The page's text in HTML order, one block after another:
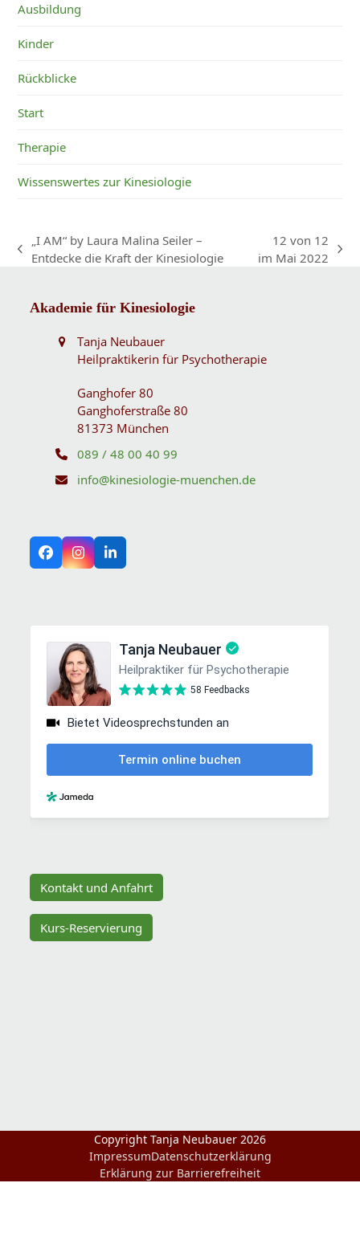
Ausbildung
Kinder
Rückblicke
Start
Therapie
Wissenswertes zur Kinesiologie
vorheriger
„I AM“ by Laura Malina Seiler –
Entdecke die Kraft der Kinesiologie
Nächster
12 von 12
im Mai 2022
Akademie für Kinesiologie
Tanja Neubauer
Heilpraktikerin für Psychotherapie
Ganghofer 80
Ganghoferstraße 80
81373 München
089 / 48 00 40 99
info@kinesiologie-muenchen.de
Facebook
Instagram
LinkedIn
Kontakt und Anfahrt
Kurs-Reservierung
Copyright Tanja Neubauer 2026
ImpressumDatenschutzerklärung
Erklärung zur Barrierefreiheit